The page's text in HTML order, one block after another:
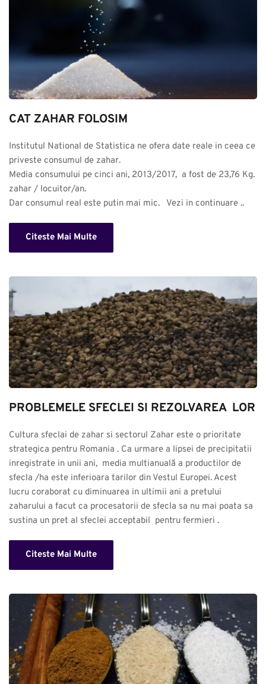
CAT ZAHAR FOLOSIM
Institutul National de Statistica ne ofera date reale in ceea ce
priveste consumul de zahar.
Media consumului pe cinci ani, 2013/2017,  a fost de 23,76 Kg.
zahar / locuitor/an.
Dar consumul real este putin mai mic.   Vezi in continuare ..
Citeste Mai Multe
PROBLEMELE SFECLEI SI REZOLVAREA  LOR
Cultura sfeclai de zahar si sectorul Zahar este o prioritate
strategica pentru Romania . Ca urmare a lipsei de precipitatii
inregistrate in unii ani,  media multianuală a productilor de
sfecla /ha este inferioara tarilor din Vestul Europei. Acest
lucru coraborat cu diminuarea in ultimii ani a pretului
zaharului a facut ca procesatorii de sfecla sa nu mai poata sa
sustina un pret al sfeclei acceptabil  pentru fermieri .
Citeste Mai Multe